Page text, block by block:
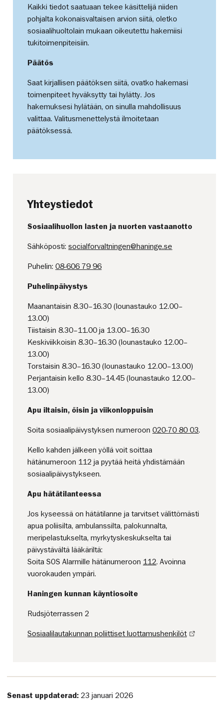
Kaikki tiedot saatuaan tekee käsittelijä niiden
pohjalta kokonaisvaltaisen arvion siitä, oletko
sosiaalihuoltolain mukaan oikeutettu hakemiisi
tukitoimenpiteisiin.
Päätös
Saat kirjallisen päätöksen siitä, ovatko hakemasi
toimenpiteet hyväksytty tai hylätty. Jos
hakemuksesi hylätään, on sinulla mahdollisuus
valittaa. Valitusmenettelystä ilmoitetaan
päätöksessä.
Yhteystiedot
Sosiaalihuollon lasten ja nuorten vastaanotto
Sähköposti:socialforvaltningen@haninge.se
Puhelin:08-606 79 96
Puhelinpäivystys
Maanantaisin 8.30–16.30 (lounastauko 12.00–
13.00)
Tiistaisin 8.30–11.00 ja 13.00–16.30
Keskiviikkoisin 8.30–16.30 (lounastauko 12.00–
13.00)
Torstaisin 8.30–16.30 (lounastauko 12.00–13.00)
Perjantaisin kello 8.30–14.45 (lounastauko 12.00–
13.00)
Apu iltaisin, öisin ja viikonloppuisin
Soita sosiaalipäivystyksen numeroon020-70 80 03.
Kello kahden jälkeen yöllä voit soittaa
hätänumeroon 112 ja pyytää heitä yhdistämään
sosiaalipäivystykseen.
Apu hätätilanteessa
Jos kyseessä on hätätilanne ja tarvitset välittömästi
apua poliisilta, ambulanssilta, palokunnalta,
meripelastukselta, myrkytyskeskukselta tai
päivystävältä lääkäriltä:
Soita SOS Alarmille hätänumeroon 112. Avoinna
vuorokauden ympäri.
Haningen kunnan käyntiosoite
Rudsjöterrassen 2
Sosiaalilautakunnan poliittiset luottamushenkilöt
Senast uppdaterad: 23 januari 2026